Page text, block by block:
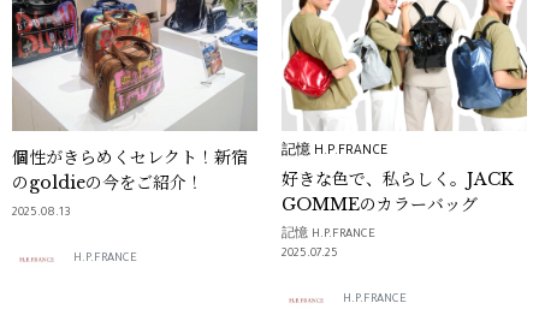
個性がきらめくセレクト！新宿
のgoldieの今をご紹介！
2025.08.13
H.P.FRANCE
記憶 H.P.FRANCE
好きな色で、私らしく。JACK
GOMMEのカラーバッグ
記憶 H.P.FRANCE
2025.07.25
H.P.FRANCE